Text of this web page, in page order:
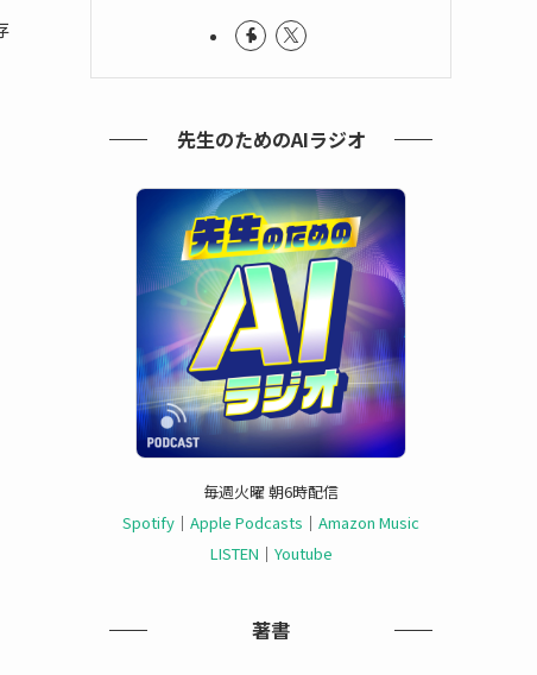
先生のためのAIラジオ
毎週火曜 朝6時配信
Spotify ｜ Apple Podcasts ｜ Amazon Music
LISTEN ｜ Youtube
著書